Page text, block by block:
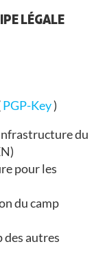
LÉGALE
PGP-Key)
du
pour les
du camp
des autres